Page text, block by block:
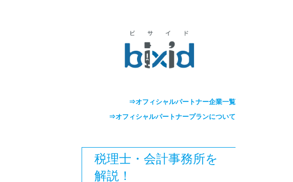
⇒オフィシャルパートナー企業一覧
⇒オフィシャルパートナープランについて
税理士・会計事務所を
解説！